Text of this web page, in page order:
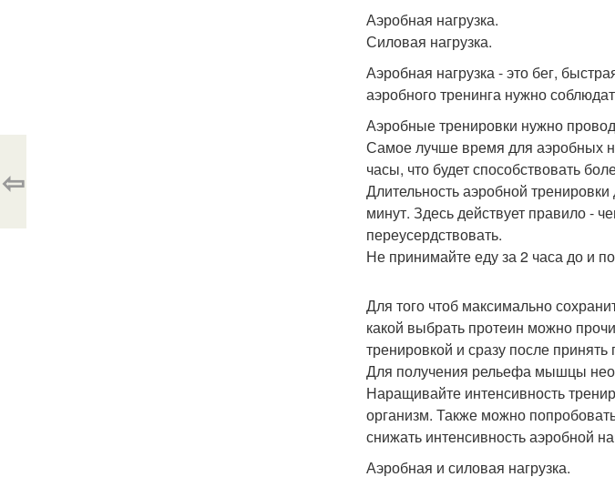
Аэробная нагрузка.
Силовая нагрузка.
Аэробная нагрузка - это бег,
аэробного тренинга нужно
Аэробные тренировки нужно
Самое лучше время для аэробных
часы, что будет способствовать
Длительность аэробной
минут. Здесь действует правило -
переусердствовать.
Не принимайте еду за 2 часа до и
Для того чтоб максимально
какой выбрать протеин можно
тренировкой и сразу после
Для получения рельефа мышцы
Наращивайте интенсивность
организм. Также можно
снижать интенсивность аэробной
Аэробная и силовая нагрузка.
⇦